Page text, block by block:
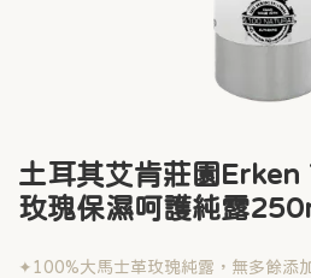
土耳其艾肯莊園
玫瑰保濕呵護純露
✦100%大馬士革玫瑰純露，無多餘添